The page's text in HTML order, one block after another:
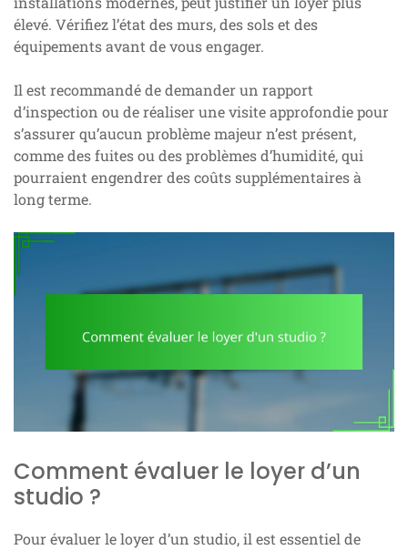
élevé. Vérifiez l’état des murs, des sols et des
équipements avant de vous engager.
Il est recommandé de demander un rapport
d’inspection ou de réaliser une visite approfondie pour
s’assurer qu’aucun problème majeur n’est présent,
comme des fuites ou des problèmes d’humidité, qui
pourraient engendrer des coûts supplémentaires à
long terme.
Comment évaluer le loyer d’un
studio ?
Pour évaluer le loyer d’un studio, il est essentiel de